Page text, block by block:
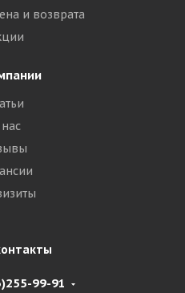
и возврата
99-91